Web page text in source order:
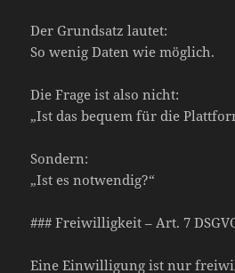
Der Grundsatz lautet:
So wenig Daten wie möglich.
Die Frage ist also nicht:
„Ist das bequem für die
Sondern:
„Ist es notwendig?“
### Freiwilligkeit – Art. 7
Eine Einwilligung ist nur